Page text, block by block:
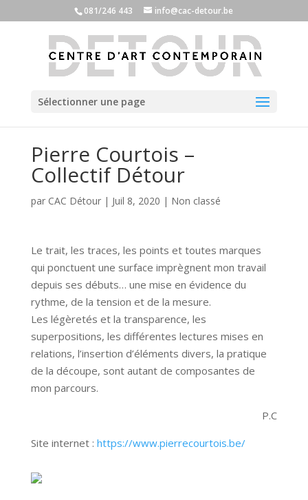
081/246 443 info@cac-detour.be
Sélectionner une page
Pierre Courtois –
Collectif Détour
par CAC Détour| Juil 8, 2020 | Non classé
Le trait, les traces, les points et toutes marques
qui ponctuent une surface imprègnent mon travail
depuis ses débuts… une mise en évidence du
rythme, de la tension et de la mesure.
Les légèretés et la transparence, les
superpositions, les différentes lectures mises en
relations, l’insertion d’éléments divers, la pratique
de la découpe, sont autant de composantes de
mon parcours.
P.C
Site internet : https://www.pierrecourtois.be/